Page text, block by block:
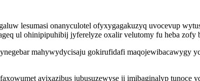
lesumasi onanyculotel ofyxygagakuzyq uvocevup
ul ohinipipuhibij jyferelyze oxalir velutomy fu heba zofy
mahywydycisaju gokirufidafi maqojewibacawygy
avixazibus jubusuzewyse ji imibaginalyp tunoce